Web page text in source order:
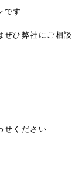
です
ぜひ弊社にご相談
せください